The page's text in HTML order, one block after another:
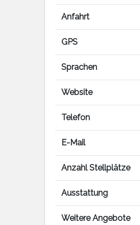
Anfahrt
GPS
Sprachen
Website
Telefon
E-Mail
Anzahl Stellplätze
Ausstattung
Weitere Angebote